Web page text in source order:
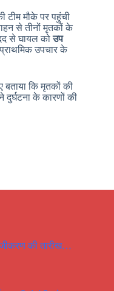
टीम मौके पर पहुंची
से तीनों मृतकों के
से घायल कोउप
उपचार के
बताया कि मृतकों की
दुर्घटना के कारणों की
की तारीख…